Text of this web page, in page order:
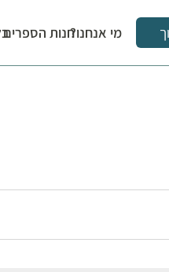
מי אנחנו?חנות הספרים